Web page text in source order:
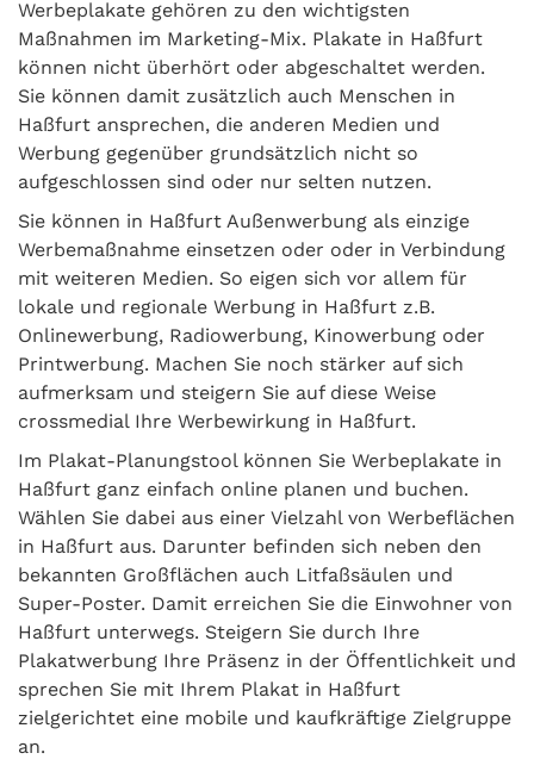
Werbeplakate gehören zu den wichtigsten
Maßnahmen im Marketing-Mix. Plakate in Haßfurt
können nicht überhört oder abgeschaltet werden.
Sie können damit zusätzlich auch Menschen in
Haßfurt ansprechen, die anderen Medien und
Werbung gegenüber grundsätzlich nicht so
aufgeschlossen sind oder nur selten nutzen.
Sie können in Haßfurt Außenwerbung als einzige
Werbemaßnahme einsetzen oder oder in Verbindung
mit weiteren Medien. So eigen sich vor allem für
lokale und regionale Werbung in Haßfurt z.B.
Onlinewerbung, Radiowerbung, Kinowerbung oder
Printwerbung. Machen Sie noch stärker auf sich
aufmerksam und steigern Sie auf diese Weise
crossmedial Ihre Werbewirkung in Haßfurt.
Im Plakat-Planungstool können Sie Werbeplakate in
Haßfurt ganz einfach online planen und buchen.
Wählen Sie dabei aus einer Vielzahl von Werbeflächen
in Haßfurt aus. Darunter befinden sich neben den
bekannten Großflächen auch Litfaßsäulen und
Super-Poster. Damit erreichen Sie die Einwohner von
Haßfurt unterwegs. Steigern Sie durch Ihre
Plakatwerbung Ihre Präsenz in der Öffentlichkeit und
sprechen Sie mit Ihrem Plakat in Haßfurt
zielgerichtet eine mobile und kaufkräftige Zielgruppe
an.